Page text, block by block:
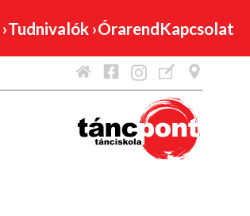
›Tudnivalók ›ÓrarendKapcsolat